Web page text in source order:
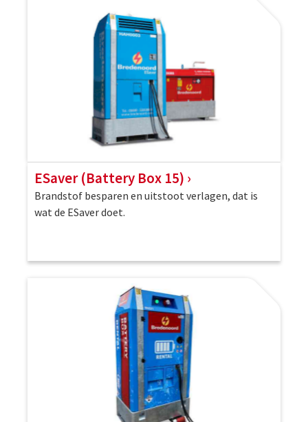
ESaver (Battery Box 15)
Brandstof besparen en uitstoot verlagen, dat is
wat de ESaver doet.